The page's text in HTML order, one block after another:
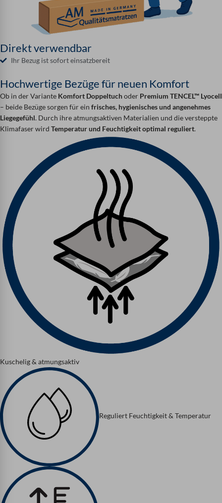
Direkt verwendbar
Ihr Bezug ist sofort einsatzbereit
Hochwertige Bezüge für neuen Komfort
Ob in der Variante Komfort Doppeltuchoder Premium TENCEL™ Lyocell
– beide Bezüge sorgen für ein frisches, hygienisches und angenehmes
Liegegefühl. Durch ihre atmungsaktiven Materialien und die versteppte
Klimafaser wird Temperatur und Feuchtigkeit optimal reguliert.
Kuschelig & atmungsaktiv
Reguliert Feuchtigkeit & Temperatur